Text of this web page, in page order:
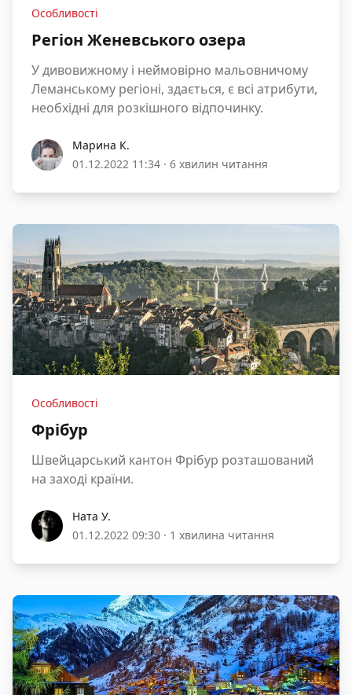
Особливості
Регіон Женевського озера
У дивовижному і неймовірно мальовничому
Леманському регіоні, здається, є всі атрибути,
необхідні для розкішного відпочинку.
Марина К.Марина К.
01.12.2022 11:34 · 6 хвилин читання
Особливості
Фрібур
Швейцарський кантон Фрібур розташований
на заході країни.
Ната У.Ната У.
01.12.2022 09:30 · 1 хвилина читання